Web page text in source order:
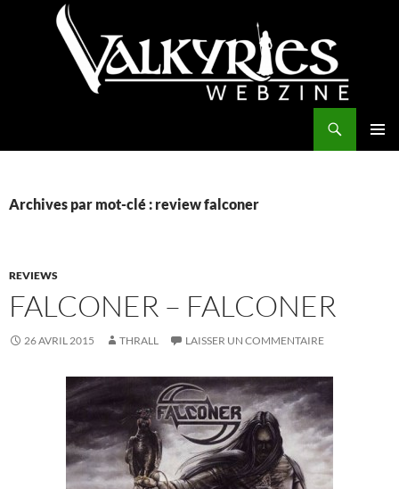
Archives par mot-clé : review falconer
REVIEWS
FALCONER – FALCONER
26 AVRIL 2015 THRALL LAISSER UN COMMENTAIRE